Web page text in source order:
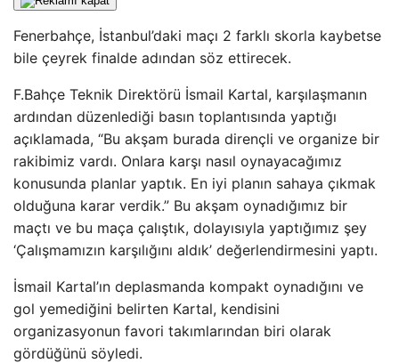
Fenerbahçe, İstanbul’daki maçı 2 farklı skorla kaybetse
bile çeyrek finalde adından söz ettirecek.
F.Bahçe Teknik Direktörü İsmail Kartal, karşılaşmanın
ardından düzenlediği basın toplantısında yaptığı
açıklamada, “Bu akşam burada dirençli ve organize bir
rakibimiz vardı. Onlara karşı nasıl oynayacağımız
konusunda planlar yaptık. En iyi planın sahaya çıkmak
olduğuna karar verdik.” Bu akşam oynadığımız bir
maçtı ve bu maça çalıştık, dolayısıyla yaptığımız şey
‘Çalışmamızın karşılığını aldık’ değerlendirmesini yaptı.
İsmail Kartal’ın deplasmanda kompakt oynadığını ve
gol yemediğini belirten Kartal, kendisini
organizasyonun favori takımlarından biri olarak
gördüğünü söyledi.